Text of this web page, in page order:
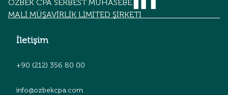
OZBEK CPA SERBEST MUHASEBECİLİK
MALİ MÜŞAVİRLİK LİMİTED ŞİRKETİ
İletişim
+90 (212) 356 80 00
info@ozbekcpa.com